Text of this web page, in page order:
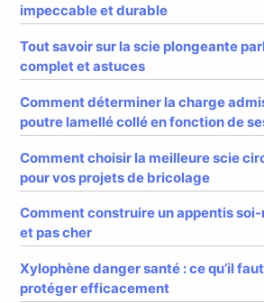
impeccable et durable
Tout savoir sur la scie plongeante
complet et astuces
Comment déterminer la charge
poutre lamellé collé en fonction de
Comment choisir la meilleure scie
pour vos projets de bricolage
Comment construire un appentis
et pas cher
Xylophène danger santé : ce qu’il
protéger efficacement